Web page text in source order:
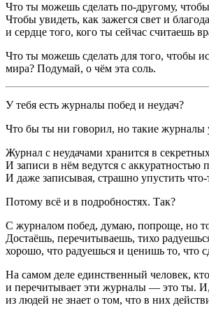
Что ты можешь сделать по-другому,
Чтобы увидеть, как зажегся свет и
и сердце того, кого ты сейчас считаешь
Что ты можешь сделать для того, чтобы
мира? Подумай, о чём эта соль.
У тебя есть журналы побед и неудач?
Что бы ты ни говорил, но такие журналы
Журнал с неудачами хранится в
И записи в нём ведутся с аккуратностью
И даже записывая, страшно упустить что-
Потому всё и в подробностях. Так?
С журналом побед, думаю, попроще, но
Достаёшь, перечитываешь, тихо
хорошо, что радуешься и ценишь то, что
На самом деле единственный человек,
и перечитывает эти журналы — это ты.
из людей не знает о том, что в них